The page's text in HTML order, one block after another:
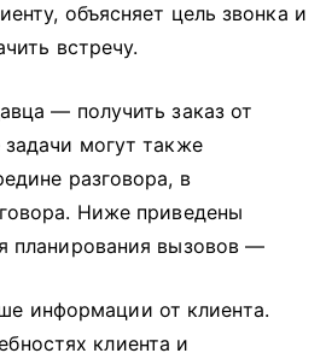
объясняет цель звонка и
встречу.
— получить заказ от
могут также
разговора, в
Ниже приведены
планирования вызовов —
информации от клиента.
клиента и